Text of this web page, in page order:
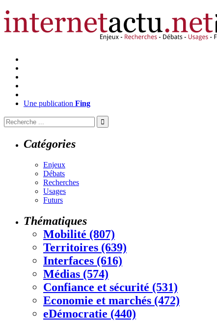
Une publication Fing
Catégories
Enjeux
Débats
Recherches
Usages
Futurs
Thématiques
Mobilité (807)
Territoires (639)
Interfaces (616)
Médias (574)
Confiance et sécurité (531)
Economie et marchés (472)
eDémocratie (440)